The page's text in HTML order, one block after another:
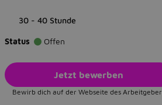
30 - 40 Stunde
Status Offen
Jetzt bewerben
Bewirb dich auf der Webseite des